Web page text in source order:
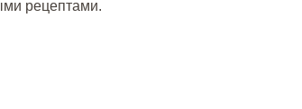
рецептами.